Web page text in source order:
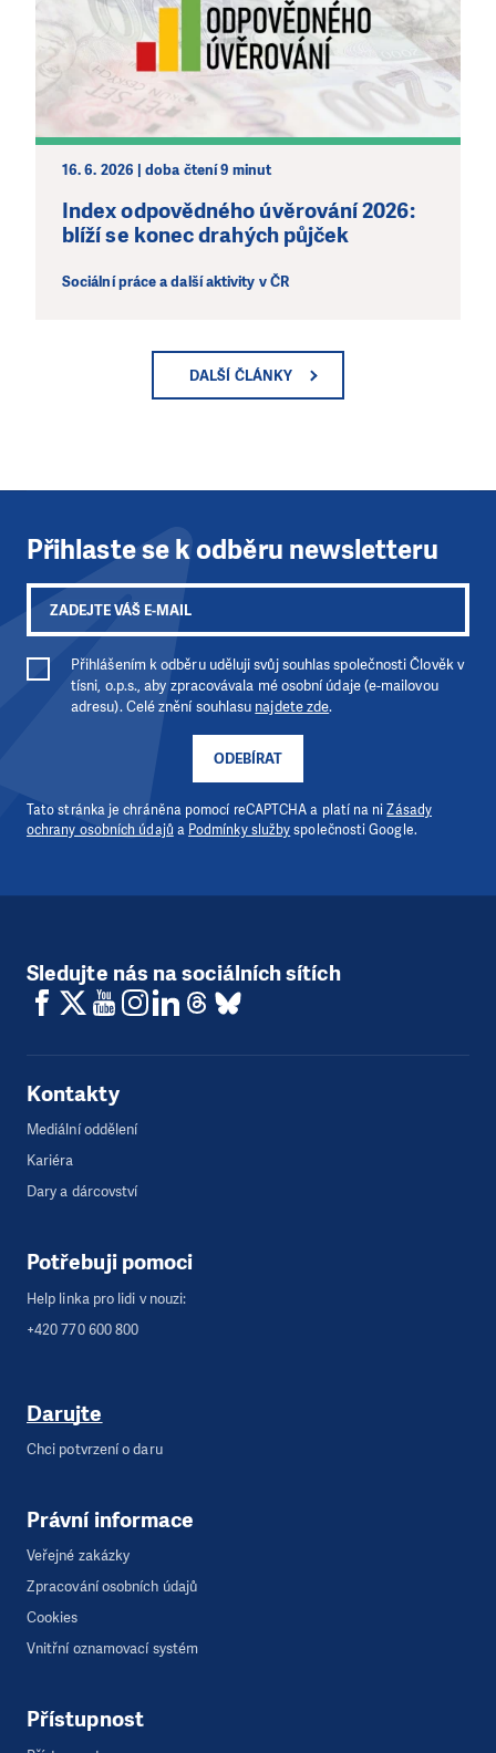
16. 6. 2026 | doba čtení 9 minut
Index odpovědného úvěrování 2026:
blíží se konec drahých půjček
Sociální práce a další aktivity v ČR
DALŠÍ ČLÁNKY
DAROVAT DAROVAT PRAVIDELNĚ
Přihlaste se k odběru newsletteru
ODEBÍRAT
Přihlášením k odběru uděluji svůj souhlas společnosti Člověk v
tísni, o.p.s., aby zpracovávala mé osobní údaje (e-mailovou
adresu). Celé znění souhlasu najdete zde.
Tato stránka je chráněna pomocí reCAPTCHA a platí na niZásady
ochrany osobních údajů a Podmínky službyspolečnosti Google.
Sledujte nás na sociálních sítích
Kontakty
Mediální oddělení
Kariéra
Dary a dárcovství
Potřebuji pomoci
Help linka pro lidi v nouzi:
+420 770 600 800
Darujte
Chci potvrzení o daru
Právní informace
Veřejné zakázky
Zpracování osobních údajů
Cookies
Vnitřní oznamovací systém
Přístupnost